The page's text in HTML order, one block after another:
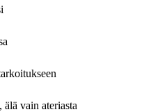
vain ateriasta